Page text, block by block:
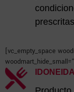
[vc_empty_space